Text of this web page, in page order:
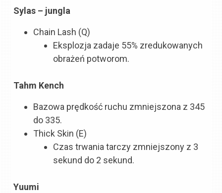
Sylas – jungla
Chain Lash (Q)
Eksplozja zadaje 55% zredukowanych
obrażeń potworom.
Tahm Kench
Bazowa prędkość ruchu zmniejszona z 345
do 335.
Thick Skin (E)
Czas trwania tarczy zmniejszony z 3
sekund do 2 sekund.
Yuumi